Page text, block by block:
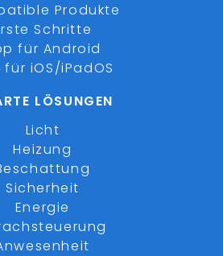
Produkte
Schritte
für Android
iOS/iPadOS
LÖSUNGEN
Licht
Heizung
Sicherheit
Energie